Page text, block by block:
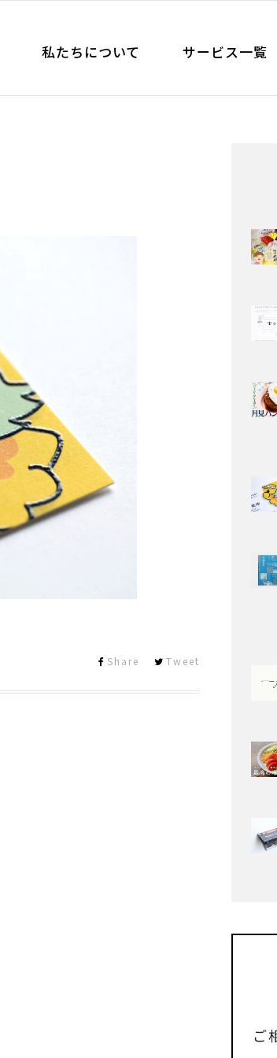
私たちについて サービス一覧
Share Tweet
ご